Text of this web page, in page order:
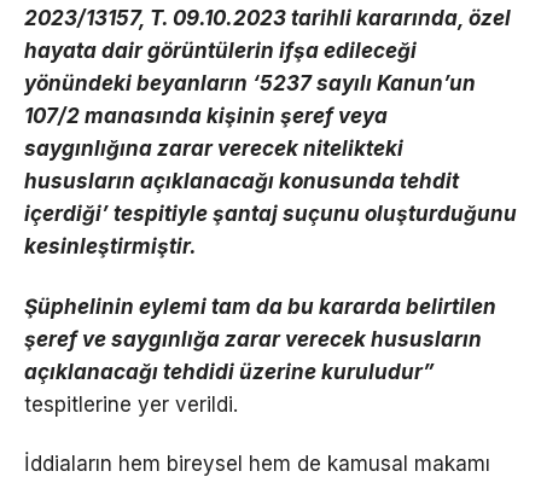
2023/13157, T. 09.10.2023 tarihli kararında, özel
hayata dair görüntülerin ifşa edileceği
yönündeki beyanların ‘5237 sayılı Kanun’un
107/2 manasında kişinin şeref veya
saygınlığına zarar verecek nitelikteki
hususların açıklanacağı konusunda tehdit
içerdiği’ tespitiyle şantaj suçunu oluşturduğunu
kesinleştirmiştir.
Şüphelinin eylemi tam da bu kararda belirtilen
şeref ve saygınlığa zarar verecek hususların
açıklanacağı tehdidi üzerine kuruludur”
tespitlerine yer verildi.
İddiaların hem bireysel hem de kamusal makamı